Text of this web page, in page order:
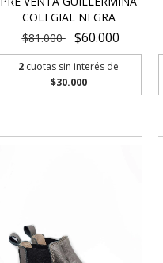
COLEGIAL NEGRA
$81.000
$60.000
2 cuotas sin interés de
$30.000